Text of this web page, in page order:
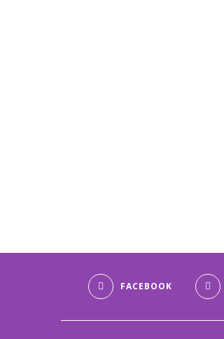
FACEBOOK